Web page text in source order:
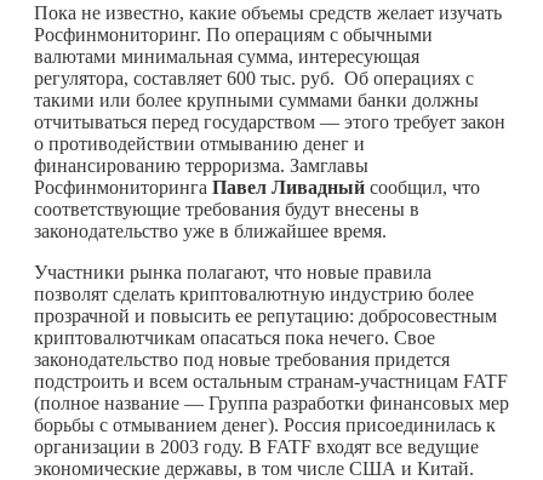
Пока не известно, какие объемы средств желает изучать
Росфинмониторинг. По операциям с обычными
валютами минимальная сумма, интересующая
регулятора, составляет 600 тыс. руб. Об операциях с
такими или более крупными суммами банки должны
отчитываться перед государством — этого требует закон
о противодействии отмыванию денег и
финансированию терроризма. Замглавы
Росфинмониторинга Павел Ливадный сообщил, что
соответствующие требования будут внесены в
законодательство уже в ближайшее время.
Участники рынка полагают, что новые правила
позволят сделать криптовалютную индустрию более
прозрачной и повысить ее репутацию: добросовестным
криптовалютчикам опасаться пока нечего. Свое
законодательство под новые требования придется
подстроить и всем остальным странам-участницам FATF
(полное название — Группа разработки финансовых мер
борьбы с отмыванием денег). Россия присоединилась к
организации в 2003 году. В FATF входят все ведущие
экономические державы, в том числе США и Китай.